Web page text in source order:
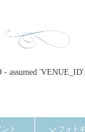
- assumed
ト フォト